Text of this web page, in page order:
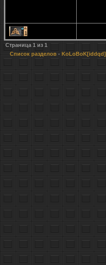
1
Страница 1из 1
Список разделов - KoLoBoK[iddqd]